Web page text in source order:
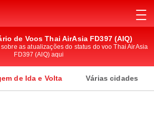
de Voos Thai AirAsia FD397 (AIQ)
as atualizações do status do voo Thai AirAsia
FD397 (AIQ) aqui
de Ida e Volta Várias cidades